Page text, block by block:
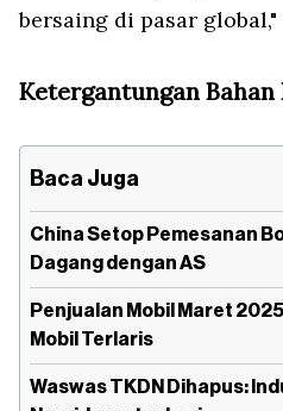
bersaing di pasar
Ketergantungan Bahan
Baca Juga
China Setop Pemesanan
Dagang dengan AS
Penjualan Mobil Maret
Mobil Terlaris
Waswas TKDN Dihapus: